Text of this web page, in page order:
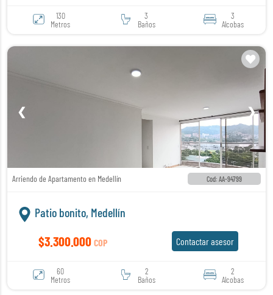
130
Metros
3
Baños
3
Alcobas
❮ ❯
Arriendo de Apartamento en Medellín Cod: AA-94799
Patio bonito, Medellín
$3.300.000 COP Contactar asesor
60
Metros
2
Baños
2
Alcobas